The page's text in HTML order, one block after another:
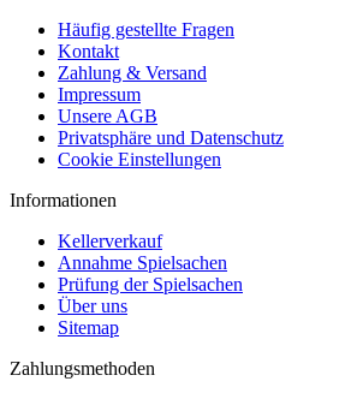
Häufig gestellte Fragen
Kontakt
Zahlung & Versand
Impressum
Unsere AGB
Privatsphäre und Datenschutz
Cookie Einstellungen
Informationen
Kellerverkauf
Annahme Spielsachen
Prüfung der Spielsachen
Über uns
Sitemap
Zahlungsmethoden